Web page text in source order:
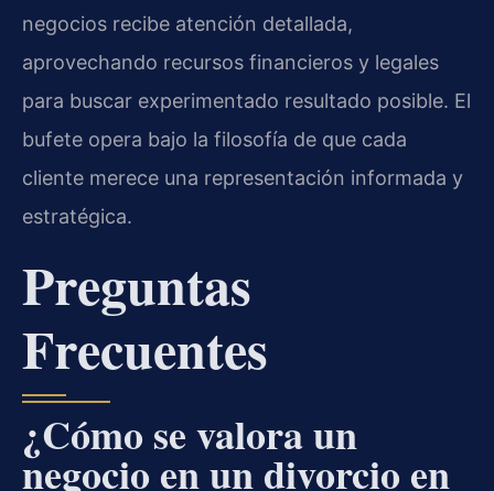
negocios recibe atención detallada,
aprovechando recursos financieros y legales
para buscar experimentado resultado posible. El
bufete opera bajo la filosofía de que cada
cliente merece una representación informada y
estratégica.
Preguntas
Frecuentes
¿Cómo se valora un
negocio en un divorcio en